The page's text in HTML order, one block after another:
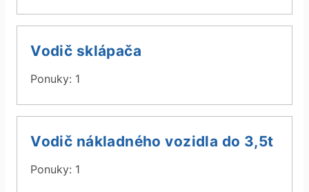
Vodič sklápača
Ponuky: 1
Vodič nákladného vozidla do 3,5t
Ponuky: 1